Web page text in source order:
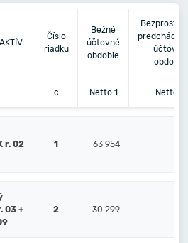
Číslo
riadku
Bežné
účtovné
obdobie
účtovné
obdobie
c Netto 1 Netto 2
r. 02
1 63 954
03 +
2 30 299